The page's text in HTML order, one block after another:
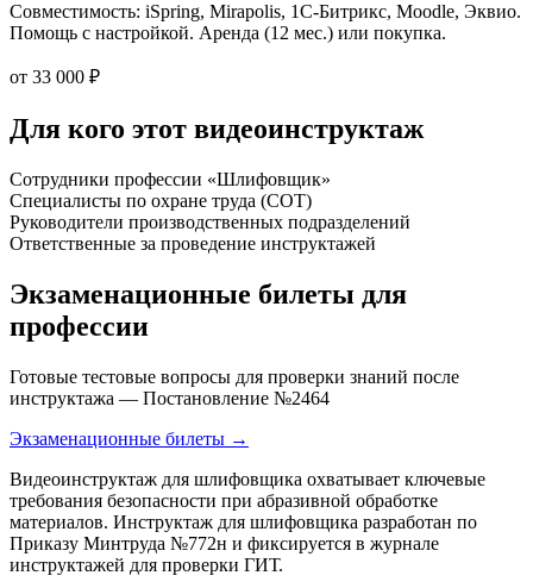
Совместимость: iSpring, Mirapolis, 1С-Битрикс, Moodle, Эквио.
Помощь с настройкой. Аренда (12 мес.) или покупка.
от 33 000 ₽
Для кого этот видеоинструктаж
Сотрудники профессии «Шлифовщик»
Специалисты по охране труда (СОТ)
Руководители производственных подразделений
Ответственные за проведение инструктажей
Экзаменационные билеты для
профессии
Готовые тестовые вопросы для проверки знаний после
инструктажа — Постановление №2464
Экзаменационные билеты →
Видеоинструктаж для шлифовщика охватывает ключевые
требования безопасности при абразивной обработке
материалов. Инструктаж для шлифовщика разработан по
Приказу Минтруда №772н и фиксируется в журнале
инструктажей для проверки ГИТ.